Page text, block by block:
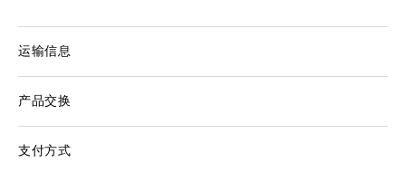
运输信息
产品交换
支付方式